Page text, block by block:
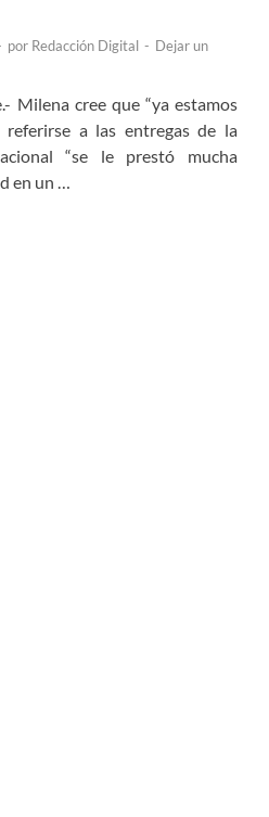
por Redacción Digital - Dejar un
Milena cree que “ya estamos
referirse a las entregas de la
“se le prestó mucha
en un …